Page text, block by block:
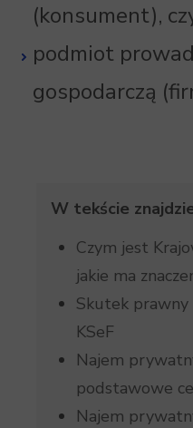
(konsument),
podmiot
gospodarczą
W tekście
Czym jest
jakie ma
Skutek prawny
KSeF
Najem
podstawowe
Najem